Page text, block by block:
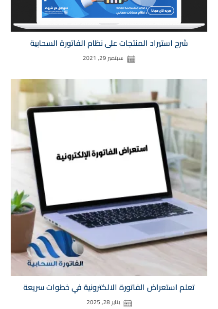
شرح استيراد المنتجات على نظام الفاتورة السحابية
سبتمبر 29, 2021
تعلم استعراض الفاتورة الالكترونية في خطوات سريعة
يناير 28, 2025